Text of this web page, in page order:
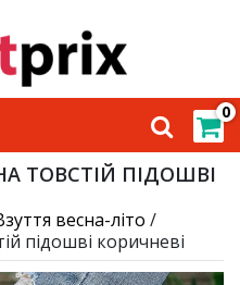
0
НА ТОВСТІЙ ПІДОШВІ
весна-літо /
підошві коричневі